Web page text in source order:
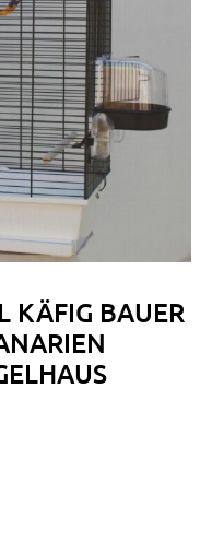
KÄFIG BAUER
L